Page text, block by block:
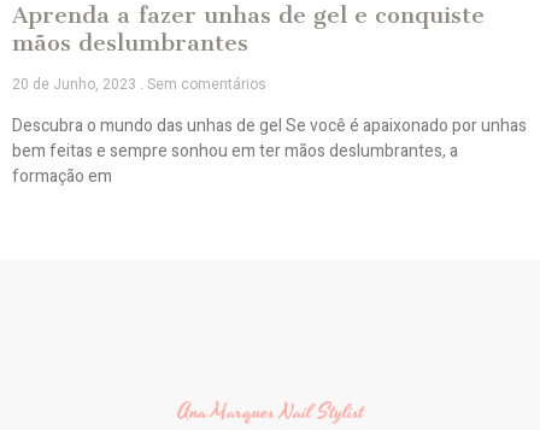
Aprenda a fazer unhas de gel e conquiste
mãos deslumbrantes
20 de Junho, 2023 Sem comentários
Descubra o mundo das unhas de gel Se você é apaixonado por unhas
bem feitas e sempre sonhou em ter mãos deslumbrantes, a
formação em
Ana Marques Nail Stylist